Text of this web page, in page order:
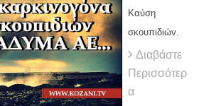
Καύση
σκουπιδιών.
Διαβάστε
Περισσότερ
α